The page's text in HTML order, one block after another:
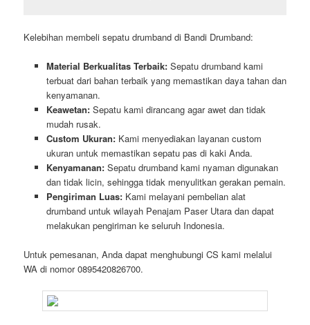
Kelebihan membeli sepatu drumband di Bandi Drumband:
Material Berkualitas Terbaik:Sepatu drumband kami
terbuat dari bahan terbaik yang memastikan daya tahan dan
kenyamanan.
Keawetan:Sepatu kami dirancang agar awet dan tidak
mudah rusak.
Custom Ukuran:Kami menyediakan layanan custom
ukuran untuk memastikan sepatu pas di kaki Anda.
Kenyamanan:Sepatu drumband kami nyaman digunakan
dan tidak licin, sehingga tidak menyulitkan gerakan pemain.
Pengiriman Luas:Kami melayani pembelian alat
drumband untuk wilayah Penajam Paser Utara dan dapat
melakukan pengiriman ke seluruh Indonesia.
Untuk pemesanan, Anda dapat menghubungi CS kami melalui
WA di nomor 0895420826700.